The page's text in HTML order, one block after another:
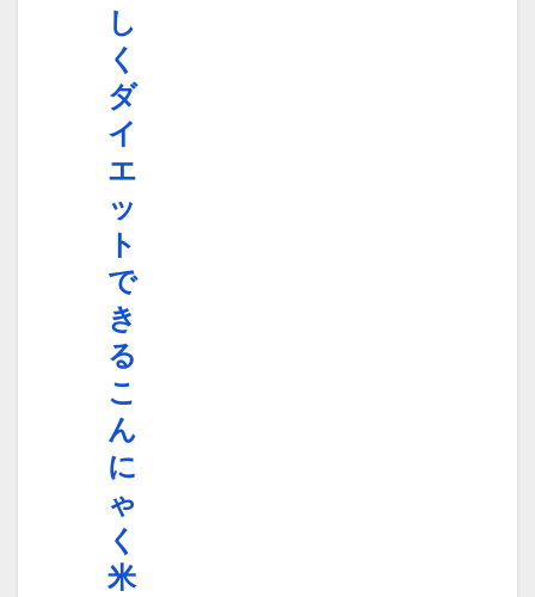
し
く
ダ
イ
エ
ッ
ト
で
き
る
こ
ん
に
ゃ
く
米